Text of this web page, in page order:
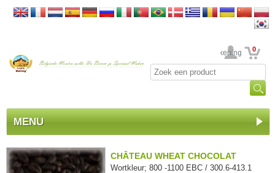
Uw rekening 0
MENU
CHÂTEAU WHEAT CHOCOLAT
Wortkleur; 800 -1100 EBC / 300.6-413.1